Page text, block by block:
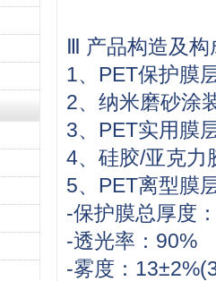
Ⅲ 产品构造及构
1、PET保护膜
2、纳米磨砂涂
3、PET实用膜
4、硅胶/亚克力
5、PET离型膜
-保护膜总厚度
-透光率：90%
-雾度：